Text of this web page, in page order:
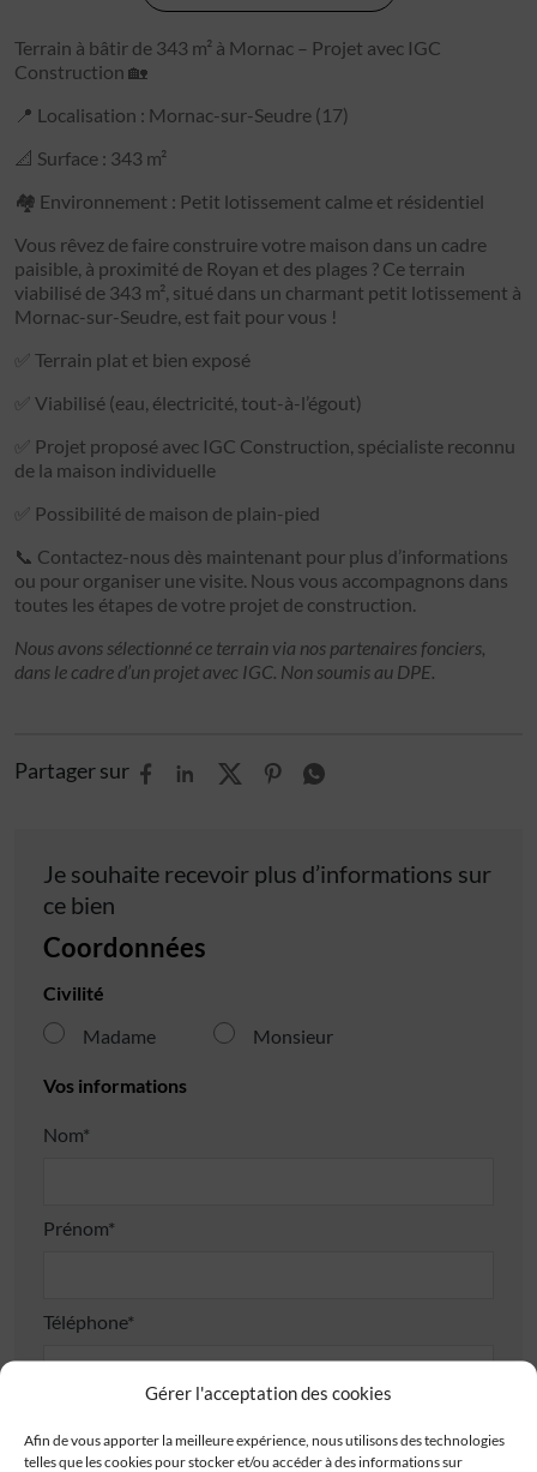
Gérer l'acceptation des cookies
Afin de vous apporter la meilleure expérience, nous utilisons des technologies
telles que les cookies pour stocker et/ou accéder à des informations sur
Terrain à bâtir de 343 m² à Mornac – Projet avec IGC
Construction 🏡
📍 Localisation : Mornac-sur-Seudre (17)
📐 Surface : 343 m²
🏘️ Environnement : Petit lotissement calme et résidentiel
Vous rêvez de faire construire votre maison dans un cadre
paisible, à proximité de Royan et des plages ? Ce terrain
viabilisé de 343 m², situé dans un charmant petit lotissement à
Mornac-sur-Seudre, est fait pour vous !
✅ Terrain plat et bien exposé
✅ Viabilisé (eau, électricité, tout-à-l’égout)
✅ Projet proposé avec IGC Construction, spécialiste reconnu
de la maison individuelle
✅ Possibilité de maison de plain-pied
📞 Contactez-nous dès maintenant pour plus d’informations
ou pour organiser une visite. Nous vous accompagnons dans
toutes les étapes de votre projet de construction.
Nous avons sélectionné ce terrain via nos partenaires fonciers,
dans le cadre d’un projet avec IGC. Non soumis au DPE.
Partager sur
Je souhaite recevoir plus d’informations sur
ce bien
Coordonnées
Civilité
Madame
Monsieur
Vos informations
Nom*
Prénom*
Téléphone*